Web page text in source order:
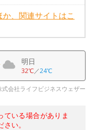
、関連サイトはこ
明日
32℃／24℃
会社ライフビジネスウェザー
いる場合がありま
い。